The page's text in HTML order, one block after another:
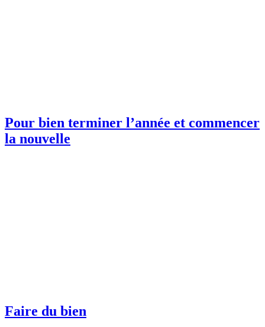
Pour bien terminer l’année et commencer
la nouvelle
Faire du bien